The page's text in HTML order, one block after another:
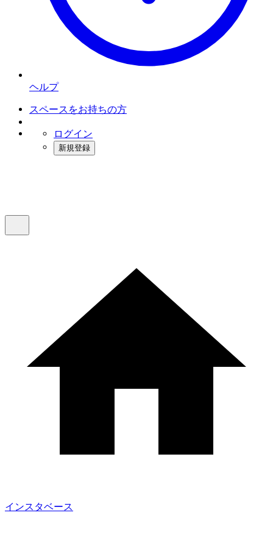
ヘルプ
スペースをお持ちの方
ログイン
新規登録
インスタベース